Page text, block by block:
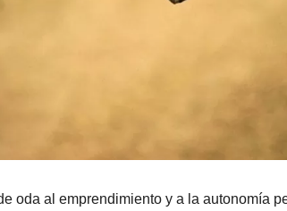
oda al emprendimiento y a la autonomía